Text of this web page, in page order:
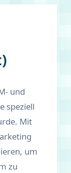
und
speziell
Mit
um
zu